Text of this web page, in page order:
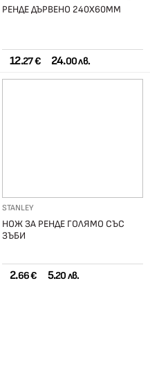
РЕНДЕ ДЪРВЕНО 240Х60ММ
12.27 € 24.00 лв.
STANLEY
НОЖ ЗА РЕНДЕ ГОЛЯМО СЪС
ЗЪБИ
2.66 € 5.20 лв.